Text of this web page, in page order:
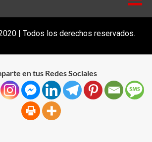
| Todos los derechos reservados.
en tus Redes Sociales